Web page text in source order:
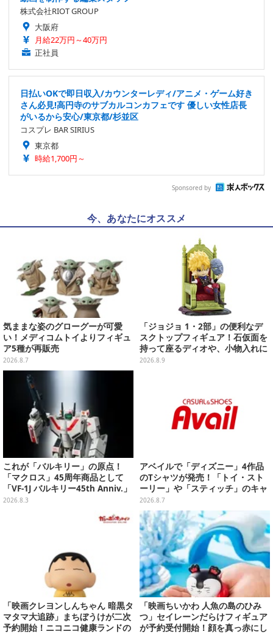
株式会社RIOT GROUP
大阪府
月給22万円～40万円
正社員
日払いOKで即日収入/カウンターレディ/アニメ・ゲーム好き
さん必見!高円寺のサブカルコンカフェです 優しい女性店長
がいるから安心/東京都/杉並区
コスプレ BAR SIRIUS
東京都
時給1,700円～
Sponsored by
今、あなたにオススメ
気ままな姿のグローグーが可愛
い！メディコムトイよりフィギュ
ア5種が再販売
2026.8.7
「ジョジョ 1・2部」の便利なデ
スクトップフィギュア！石仮面を
持って座るディオや、小物入れに
なるツェペリなどズラリ
2026.8.9
これが「バルキリー」の原点！
「マクロス」45周年商品として
「VF-1J バルキリー45th Anniv.」
が予約開始
2026.8.3
アベイルで「ディズニー」4作品
のTシャツが発売！「トイ・スト
ーリー」や「スティッチ」のキャ
ラを刺しゅうでデザイン
2026.8.7
「映画クレヨンしんちゃん 暗黒タ
マタマ大追跡」まちぼうけが二次
予約開始！ニコニコ健康ランドの
「映画ちいかわ 人魚の島のひみ
つ」セイレーンだらけフィギュア
が予約受付開始！顔を真っ赤にし